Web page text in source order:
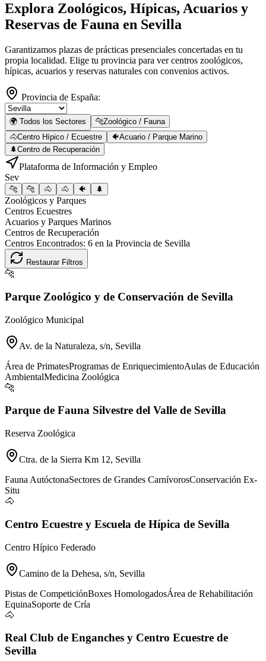
Explora Zoológicos, Hípicas, Acuarios y
Reservas de Fauna en Sevilla
Garantizamos plazas de prácticas presenciales concertadas en tu
propia localidad. Elige tu provincia para ver centros zoológicos,
hípicas, acuarios y reservas naturales con convenios activos.
Provincia de España:
🌍 Todos los Sectores 🐆Zoológico / Fauna
🐴Centro Hípico / Ecuestre 🐠Acuario / Parque Marino
🌲Centro de Recuperación
Plataforma de Información y Empleo
Sev
🐆 🐆 🐴 🐴 🐠 🌲
Zoológicos y Parques
Centros Ecuestres
Acuarios y Parques Marinos
Centros de Recuperación
Centros Encontrados: 6 en la Provincia de Sevilla
Restaurar Filtros
🐆
Parque Zoológico y de Conservación de Sevilla
Zoológico Municipal
Av. de la Naturaleza, s/n, Sevilla
Área de PrimatesProgramas de EnriquecimientoAulas de Educación
AmbientalMedicina Zoológica
🐆
Parque de Fauna Silvestre del Valle de Sevilla
Reserva Zoológica
Ctra. de la Sierra Km 12, Sevilla
Fauna AutóctonaSectores de Grandes CarnívorosConservación Ex-
Situ
🐴
Centro Ecuestre y Escuela de Hípica de Sevilla
Centro Hípico Federado
Camino de la Dehesa, s/n, Sevilla
Pistas de CompeticiónBoxes HomologadosÁrea de Rehabilitación
EquinaSoporte de Cría
🐴
Real Club de Enganches y Centro Ecuestre de
Sevilla